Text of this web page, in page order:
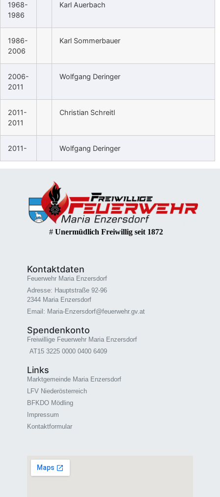
1968-
1986
Karl Auerbach
1986-
2006
Karl Sommerbauer
2006-
2011
Wolfgang Deringer
2011-
2011
Christian Schreitl
2011- Wolfgang Deringer
# Unermüdlich Freiwillig seit 1872
Kontaktdaten
Feuerwehr Maria Enzersdorf
Adresse: Hauptstraße 92-96
2344 Maria Enzersdorf
Email: Maria-Enzersdorf@feuerwehr.gv.at
Spendenkonto
Freiwillige Feuerwehr Maria Enzersdorf
AT15 3225 0000 0400 6409
Links
Marktgemeinde Maria Enzersdorf
LFV Niederösterreich
BFKDO Mödling
Impressum
Kontaktformular